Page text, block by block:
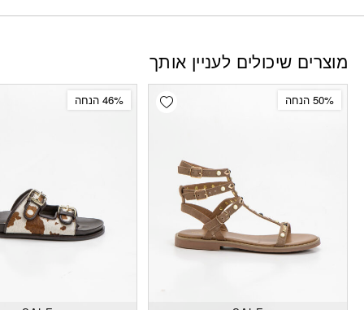
מוצרים שיכולים לעניין אותך
Add wishlist 50% הנחה 46% הנחה